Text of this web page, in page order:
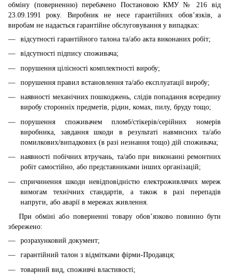
обміну (поверненню) перебачено Постановою КМУ № 216 від
23.09.1991 року. Виробник не несе гарантійних обов’язків, а
виробам не надається гарантійне обслуговування у випадках:
відсутності гарантійного талона та/або акта виконаних робіт;
відсутності підпису споживача;
порушення цілісності комплектності виробу;
порушення правил встановлення та/або експлуатації виробу;
наявності механічних пошкоджень, слідів попадання всередину
виробу сторонніх предметів, рідин, комах, пилу, бруду тощо;
порушення споживачем пломб/стікерів/серійних номерів
виробника, завдання шкоди в результаті навмисних та/або
помилкових/випадкових (в разі незнання тощо) дій споживача;
наявності побічних втручань, та/або при виконанні ремонтних
робіт самостійно, або представниками інших організацій;
спричинення шкоди невідповідністю електроживлячих мереж
вимогам технічних стандартів, а також в разі перепадів
напруги, або аварії в мережах живлення.
При обміні або поверненні товару обов’язково повинно бути
збережено:
розрахунковий документ;
гарантійний талон з відмітками фірми-Продавця;
товарний вид, споживчі властивості;